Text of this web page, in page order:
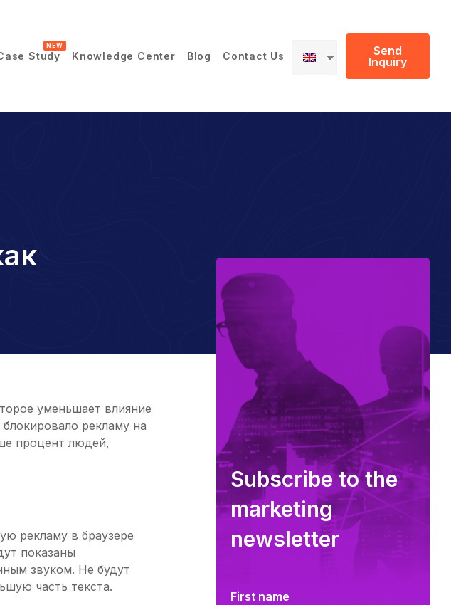
Study
NEW
Knowledge Center Blog Contact Us
Send
Inquiry
уменьшает влияние
рекламу на
процент людей,
рекламу в браузере
показаны
звуком. Не будут
часть текста.
Subscribe to the
marketing
newsletter
First name